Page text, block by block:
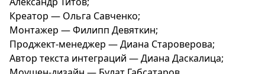
Креатор — Ольга Савченко;
Монтажер — Филипп Девяткин;
Проджект-менеджер — Диана Староверова;
Автор текста интеграций — Диана Даскалица;